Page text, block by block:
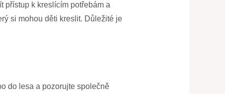
přístup k kreslícím potřebám a
si mohou děti kreslit. Důležité je
do lesa a pozorujte společně